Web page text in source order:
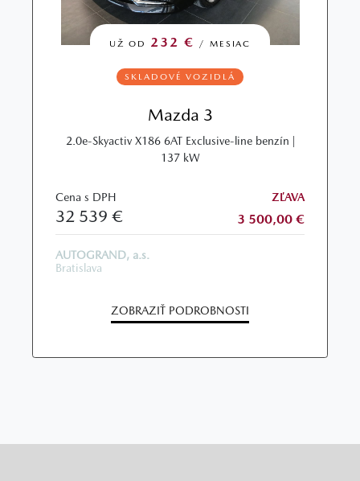
UŽ OD 232 € / MESIAC
SKLADOVÉ VOZIDLÁ
Mazda 3
2.0e-Skyactiv X186 6AT Exclusive-line benzín |
137 kW
Cena s DPH
32 539 €
ZĽAVA
3 500,00 €
AUTOGRAND, a.s.
Bratislava
ZOBRAZIŤ PODROBNOSTI